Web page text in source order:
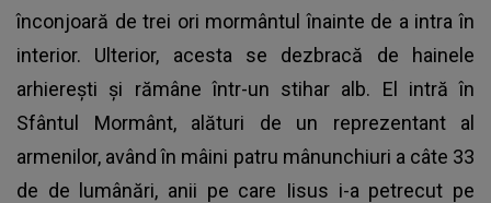
înconjoară de trei ori mormântul înainte de a intra în
interior. Ulterior, acesta se dezbracă de hainele
arhierești și rămâne într-un stihar alb. El intră în
Sfântul Mormânt, alături de un reprezentant al
armenilor, având în mâini patru mânunchiuri a câte 33
de de lumânări, anii pe care Iisus i-a petrecut pe